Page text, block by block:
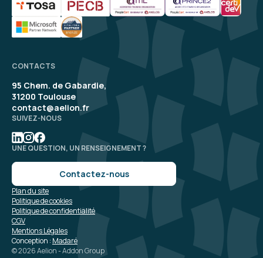
CONTACTS
95 Chem. de Gabardie,
31200 Toulouse
contact@aelion.fr
SUIVEZ-NOUS
UNE QUESTION, UN RENSEIGNEMENT ?
Contactez-nous
© 2026 Aelion - Addon Group
Conception : Madaré
Mentions Légales
CGV
Politique de confidentialité
Politique de cookies
Plan du site